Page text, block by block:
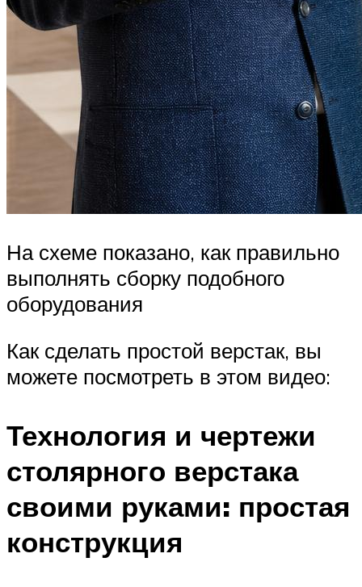
На схеме показано, как правильно
выполнять сборку подобного
оборудования
Как сделать простой верстак, вы
можете посмотреть в этом видео:
Технология и чертежи
столярного верстака
своими руками: простая
конструкция